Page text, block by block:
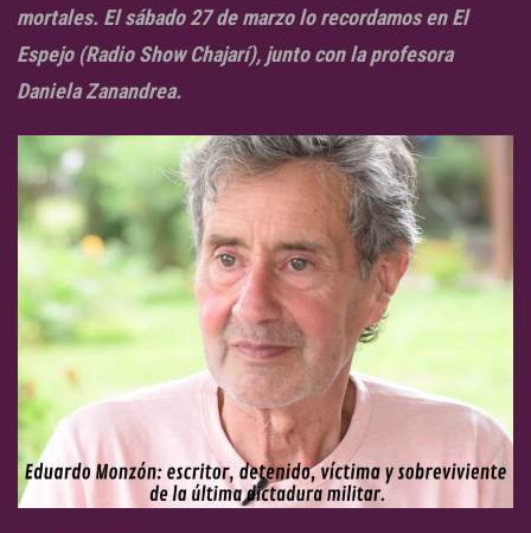
mortales. El sábado 27 de marzo lo recordamos en El
Espejo (Radio Show Chajarí), junto con la profesora
Daniela Zanandrea.